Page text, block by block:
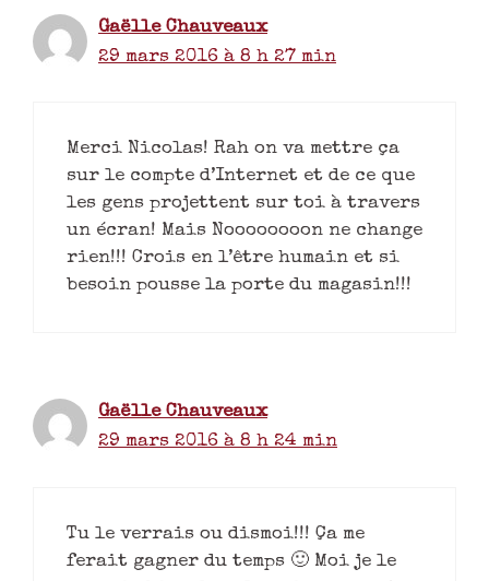
Gaëlle Chauveaux
29 mars 2016 à 8 h 27 min
Merci Nicolas! Rah on va mettre ça
sur le compte d’Internet et de ce que
les gens projettent sur toi à travers
un écran! Mais Noooooooon ne change
rien!!! Crois en l’être humain et si
besoin pousse la porte du magasin!!!
Gaëlle Chauveaux
29 mars 2016 à 8 h 24 min
Tu le verrais ou dismoi!!! Ça me
ferait gagner du temps 🙂 Moi je le